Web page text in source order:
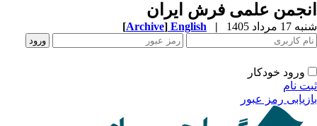
علمی فرش ایران
مرداد 1405 |
English
[Archive]
ورود خودکار
نام
رمز عبور